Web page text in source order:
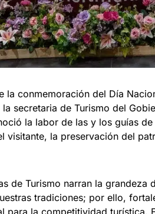
la conmemoración del Día
secretaria de Turismo del
la labor de las y los guías
visitante, la preservación del
de Turismo narran la
tradiciones; por ello,